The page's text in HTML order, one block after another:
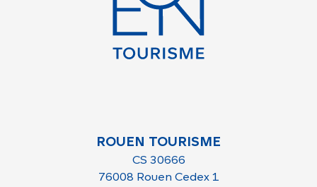
ROUEN TOURISME
CS 30666
76008 Rouen Cedex 1